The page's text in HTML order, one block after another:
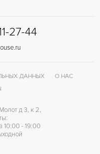
27-44
ДАННЫХ
О НАС
д 3, к 2,
10:00 - 19:00